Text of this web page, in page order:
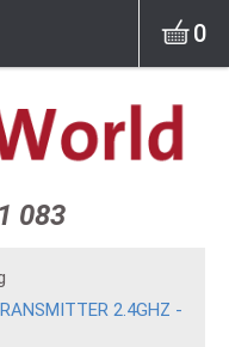
083
0
2.4GHZ -